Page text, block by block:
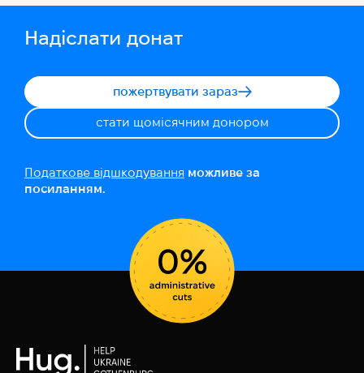
Надіслати донат
пожертвувати зараз
стати щомісячним донором
Податкове відшкодування можливе за
посиланням.